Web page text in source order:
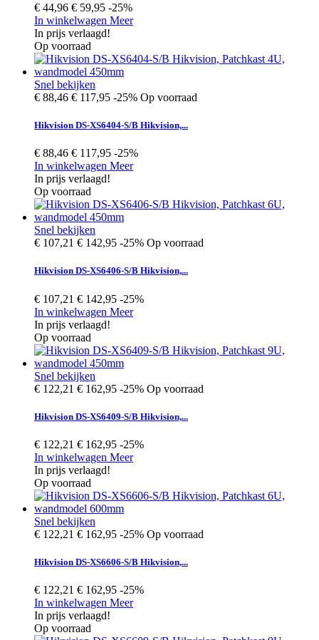
€ 44,96 € 59,95 -25%
In winkelwagen Meer
In prijs verlaagd!
Op voorraad
Snel bekijken
€ 88,46 € 117,95 -25% Op voorraad
Hikvision DS-XS6404-S/B Hikvision,...
€ 88,46 € 117,95 -25%
In winkelwagen Meer
In prijs verlaagd!
Op voorraad
Snel bekijken
€ 107,21 € 142,95 -25% Op voorraad
Hikvision DS-XS6406-S/B Hikvision,...
€ 107,21 € 142,95 -25%
In winkelwagen Meer
In prijs verlaagd!
Op voorraad
Snel bekijken
€ 122,21 € 162,95 -25% Op voorraad
Hikvision DS-XS6409-S/B Hikvision,...
€ 122,21 € 162,95 -25%
In winkelwagen Meer
In prijs verlaagd!
Op voorraad
Snel bekijken
€ 122,21 € 162,95 -25% Op voorraad
Hikvision DS-XS6606-S/B Hikvision,...
€ 122,21 € 162,95 -25%
In winkelwagen Meer
In prijs verlaagd!
Op voorraad